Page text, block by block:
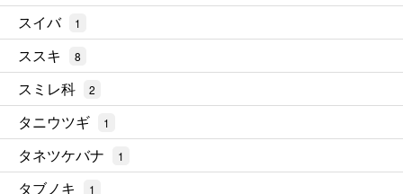
スイバ 1
ススキ 8
スミレ科 2
タニウツギ 1
タネツケバナ 1
タブノキ 1